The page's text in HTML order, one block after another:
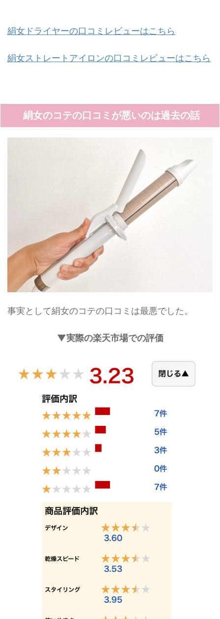
絹女ドライヤーの口コミレビューはこちら
絹女ストレートアイロンの口コミレビューはこちら
絹女のコテの口コミが悪いのは過去の話
事実として絹女のコテの口コミは最悪でした。
▼実際の楽天市場での評価